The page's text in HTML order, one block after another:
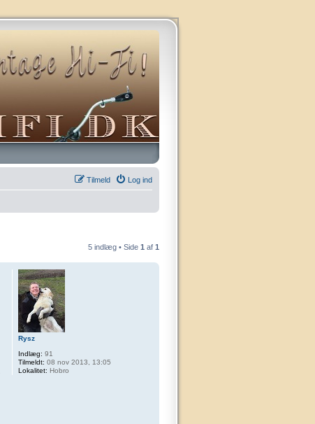
Log ind
Tilmeld
5 indlæg • Side 1 af 1
Rysz
Indlæg: 91
Tilmeldt: 08 nov 2013, 13:05
Lokalitet: Hobro